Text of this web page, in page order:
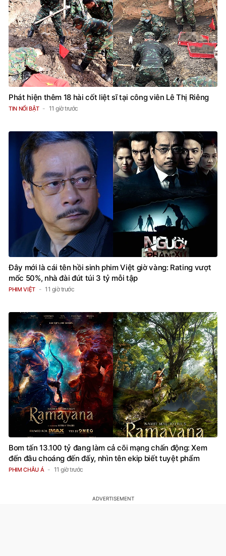
Phát hiện thêm 18 hài cốt liệt sĩ tại công viên Lê Thị Riêng
TIN NỔI BẬT 11 giờ trước
Đây mới là cái tên hồi sinh phim Việt giờ vàng: Rating vượt
mốc 50%, nhà đài đút túi 3 tỷ mỗi tập
PHIM VIỆT 11 giờ trước
Bom tấn 13.100 tỷ đang làm cả cõi mạng chấn động: Xem
đến đâu choáng đến đấy, nhìn tên ekip biết tuyệt phẩm
PHIM CHÂU Á 11 giờ trước